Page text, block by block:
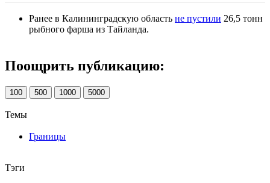
Ранее в Калининградскую область не пустили 26,5 тонн
рыбного фарша из Тайланда.
Поощрить публикацию:
100 500 1000 5000
Темы
Границы
Тэги